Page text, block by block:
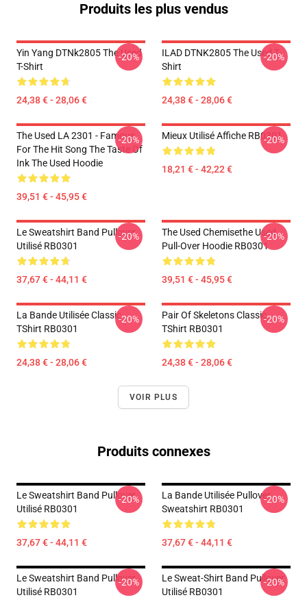
Produits les plus vendus
Yin Yang DTNk2805 The Used
T-Shirt
24,38 € - 28,06 €
-20%
ILAD DTNK2805 The Used T-
Shirt
24,38 € - 28,06 €
-20%
The Used LA 2301 - Famous
For The Hit Song The Taste Of
Ink The Used Hoodie
39,51 € - 45,95 €
-20% Mieux Utilisé Affiche RB0301
18,21 € - 42,22 €
-20%
Le Sweatshirt Band Pullover
Utilisé RB0301
37,67 € - 44,11 €
-20%
The Used Chemisethe Used
Pull-Over Hoodie RB0301
39,51 € - 45,95 €
-20%
La Bande Utilisée Classic
TShirt RB0301
24,38 € - 28,06 €
-20%
Pair Of Skeletons Classic
TShirt RB0301
24,38 € - 28,06 €
-20%
VOIR PLUS
Produits connexes
Le Sweatshirt Band Pullover
Utilisé RB0301
37,67 € - 44,11 €
-20%
La Bande Utilisée Pullover
Sweatshirt RB0301
37,67 € - 44,11 €
-20%
Le Sweatshirt Band Pullover
Utilisé RB0301
-20%
Le Sweat-Shirt Band Pullover
Utilisé RB0301
-20%